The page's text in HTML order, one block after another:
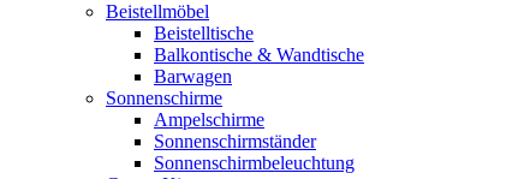
Beistellmöbel
Beistelltische
Balkontische & Wandtische
Barwagen
Sonnenschirme
Ampelschirme
Sonnenschirmständer
Sonnenschirmbeleuchtung